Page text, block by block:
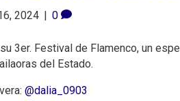
2024 | 0
3er. Festival de Flamenco, un
del Estado.
@dalia_0903